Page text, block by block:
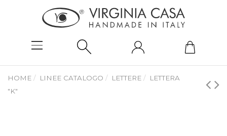
HOME LINEE CATALOGO LETTERE
LETTERA
"K"